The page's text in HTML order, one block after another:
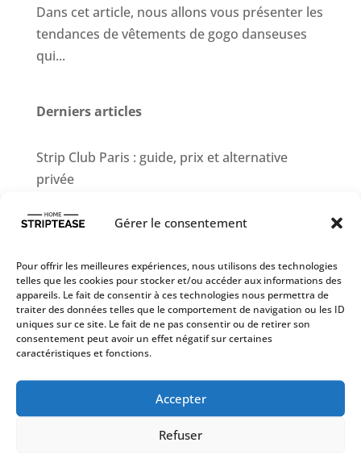
Gérer le consentement
Pour offrir les meilleures expériences, nous utilisons des technologies
telles que les cookies pour stocker et/ou accéder aux informations des
appareils. Le fait de consentir à ces technologies nous permettra de
traiter des données telles que le comportement de navigation ou les ID
uniques sur ce site. Le fait de ne pas consentir ou de retirer son
consentement peut avoir un effet négatif sur certaines
caractéristiques et fonctions.
Accepter
Refuser
Dans cet article, nous allons vous présenter les
tendances de vêtements de gogo danseuses
qui...
Derniers articles
Strip Club Paris : guide, prix et alternative
privée
Chippendales ?
striptease inoubliable
Les 40 secrets d’une playlist de strip-tease
parfaite
Strip-Tease : 40 Questions pour Tout Savoir
Strip-tease – Histoire et légendes
Playlist Strip-tease EVG : Top 20 des musique